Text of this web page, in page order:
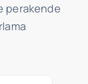
perakende